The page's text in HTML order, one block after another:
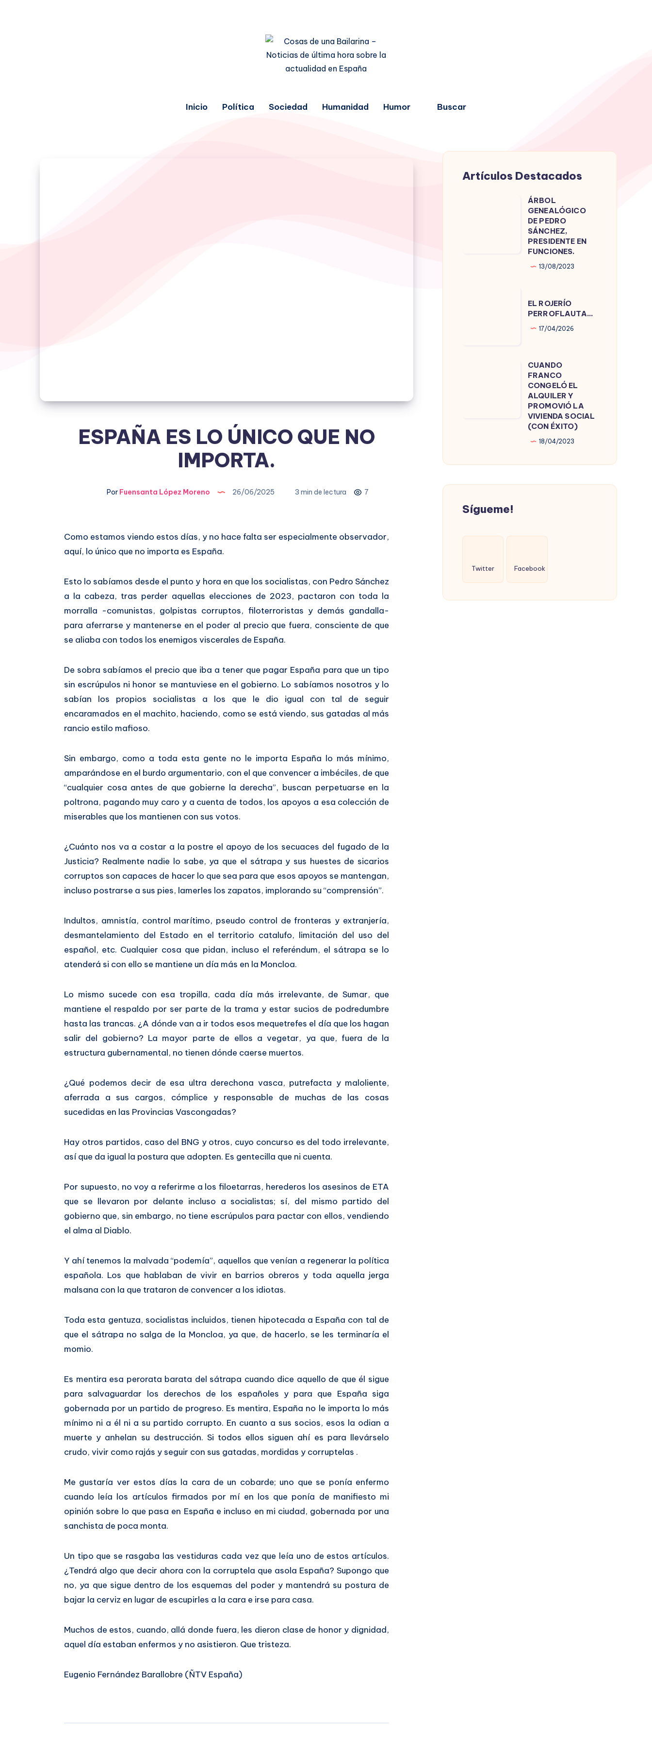
Inicio Política Sociedad Humanidad Humor Buscar
ESPAÑA ES LO ÚNICO QUE NO
IMPORTA.
PorFuensanta López Moreno 26/06/2025 3 min de lectura 7
Compartir
Compartir
Twitter
Como estamos viendo estos días, y no hace falta ser especialmente observador,
aquí, lo único que no importa es España.
Esto lo sabíamos desde el punto y hora en que los socialistas, con Pedro Sánchez
a la cabeza, tras perder aquellas elecciones de 2023, pactaron con toda la
morralla -comunistas, golpistas corruptos, filoterroristas y demás gandalla-
para aferrarse y mantenerse en el poder al precio que fuera, consciente de que
se aliaba con todos los enemigos viscerales de España.
De sobra sabíamos el precio que iba a tener que pagar España para que un tipo
sin escrúpulos ni honor se mantuviese en el gobierno. Lo sabíamos nosotros y lo
sabían los propios socialistas a los que le dio igual con tal de seguir
encaramados en el machito, haciendo, como se está viendo, sus gatadas al más
rancio estilo mafioso.
Sin embargo, como a toda esta gente no le importa España lo más mínimo,
amparándose en el burdo argumentario, con el que convencer a imbéciles, de que
“cualquier cosa antes de que gobierne la derecha”, buscan perpetuarse en la
poltrona, pagando muy caro y a cuenta de todos, los apoyos a esa colección de
miserables que los mantienen con sus votos.
¿Cuánto nos va a costar a la postre el apoyo de los secuaces del fugado de la
Justicia? Realmente nadie lo sabe, ya que el sátrapa y sus huestes de sicarios
corruptos son capaces de hacer lo que sea para que esos apoyos se mantengan,
incluso postrarse a sus pies, lamerles los zapatos, implorando su “comprensión”.
Indultos, amnistía, control marítimo, pseudo control de fronteras y extranjería,
desmantelamiento del Estado en el territorio catalufo, limitación del uso del
español, etc. Cualquier cosa que pidan, incluso el referéndum, el sátrapa se lo
atenderá si con ello se mantiene un día más en la Moncloa.
Lo mismo sucede con esa tropilla, cada día más irrelevante, de Sumar, que
mantiene el respaldo por ser parte de la trama y estar sucios de podredumbre
hasta las trancas. ¿A dónde van a ir todos esos mequetrefes el día que los hagan
salir del gobierno? La mayor parte de ellos a vegetar, ya que, fuera de la
estructura gubernamental, no tienen dónde caerse muertos.
¿Qué podemos decir de esa ultra derechona vasca, putrefacta y maloliente,
aferrada a sus cargos, cómplice y responsable de muchas de las cosas
sucedidas en las Provincias Vascongadas?
Hay otros partidos, caso del BNG y otros, cuyo concurso es del todo irrelevante,
así que da igual la postura que adopten. Es gentecilla que ni cuenta.
Por supuesto, no voy a referirme a los filoetarras, herederos los asesinos de ETA
que se llevaron por delante incluso a socialistas; sí, del mismo partido del
gobierno que, sin embargo, no tiene escrúpulos para pactar con ellos, vendiendo
el alma al Diablo.
Y ahí tenemos la malvada “podemía”, aquellos que venían a regenerar la política
española. Los que hablaban de vivir en barrios obreros y toda aquella jerga
malsana con la que trataron de convencer a los idiotas.
Toda esta gentuza, socialistas incluidos, tienen hipotecada a España con tal de
que el sátrapa no salga de la Moncloa, ya que, de hacerlo, se les terminaría el
momio.
Es mentira esa perorata barata del sátrapa cuando dice aquello de que él sigue
para salvaguardar los derechos de los españoles y para que España siga
gobernada por un partido de progreso. Es mentira, España no le importa lo más
mínimo ni a él ni a su partido corrupto. En cuanto a sus socios, esos la odian a
muerte y anhelan su destrucción. Si todos ellos siguen ahí es para llevárselo
crudo, vivir como rajás y seguir con sus gatadas, mordidas y corruptelas .
Me gustaría ver estos días la cara de un cobarde; uno que se ponía enfermo
cuando leía los artículos firmados por mí en los que ponía de manifiesto mi
opinión sobre lo que pasa en España e incluso en mi ciudad, gobernada por una
sanchista de poca monta.
Un tipo que se rasgaba las vestiduras cada vez que leía uno de estos artículos.
¿Tendrá algo que decir ahora con la corruptela que asola España? Supongo que
no, ya que sigue dentro de los esquemas del poder y mantendrá su postura de
bajar la cerviz en lugar de escupirles a la cara e irse para casa.
Muchos de estos, cuando, allá donde fuera, les dieron clase de honor y dignidad,
aquel día estaban enfermos y no asistieron. Que tristeza.
Eugenio Fernández Barallobre (ÑTV España)
Artículos Destacados
ÁRBOL
GENEALÓGICO
DE PEDRO
SÁNCHEZ,
PRESIDENTE EN
FUNCIONES.
13/08/2023
EL ROJERÍO
PERROFLAUTA…
17/04/2026
(CON
ÉXITO)
CUANDO
FRANCO
CONGELÓ EL
ALQUILER Y
PROMOVIÓ LA
VIVIENDA SOCIAL
(CON ÉXITO)
18/04/2023
Sígueme!
Twitter Facebook